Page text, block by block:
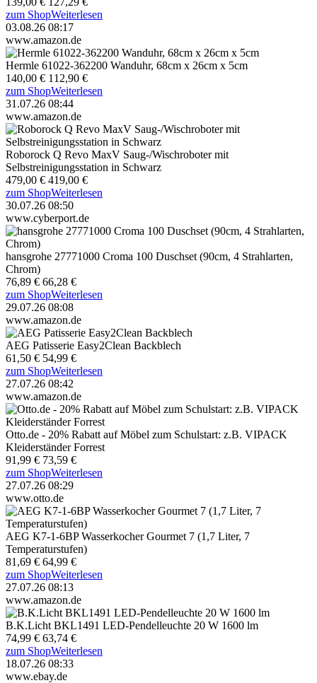
zum ShopWeiterlesen
03.08.26 08:17
www.amazon.de
Hermle 61022-362200 Wanduhr, 68cm x 26cm x 5cm
140,00 € 112,90 €
zum ShopWeiterlesen
31.07.26 08:44
www.amazon.de
Roborock Q Revo MaxV Saug-/Wischroboter mit
Selbstreinigungsstation in Schwarz
479,00 € 419,00 €
zum ShopWeiterlesen
30.07.26 08:50
www.cyberport.de
hansgrohe 27771000 Croma 100 Duschset (90cm, 4 Strahlarten,
Chrom)
76,89 € 66,28 €
zum ShopWeiterlesen
29.07.26 08:08
www.amazon.de
AEG Patisserie Easy2Clean Backblech
61,50 € 54,99 €
zum ShopWeiterlesen
27.07.26 08:42
www.amazon.de
Otto.de - 20% Rabatt auf Möbel zum Schulstart: z.B. VIPACK
Kleiderständer Forrest
91,99 € 73,59 €
zum ShopWeiterlesen
27.07.26 08:29
www.otto.de
AEG K7-1-6BP Wasserkocher Gourmet 7 (1,7 Liter, 7
Temperaturstufen)
81,69 € 64,99 €
zum ShopWeiterlesen
27.07.26 08:13
www.amazon.de
B.K.Licht BKL1491 LED-Pendelleuchte 20 W 1600 lm
74,99 € 63,74 €
zum ShopWeiterlesen
18.07.26 08:33
www.ebay.de